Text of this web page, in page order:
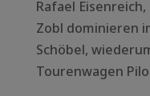
Rafael
Zobl dominieren
Schöbel,
Tourenwagen